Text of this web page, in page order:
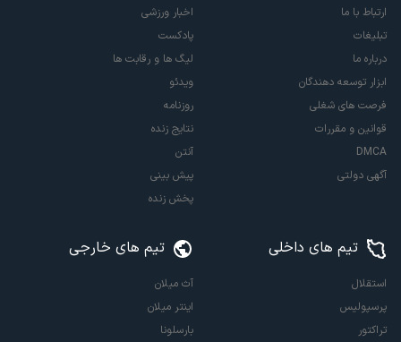
ارتباط با ما
تبلیغات
درباره ما
ابزار توسعه دهندگان
فرصت های شغلی
قوانین و مقررات
DMCA
آگهی دولتی
اخبار ورزشی
پادکست
لیگ ها و رقابت ها
ویدئو
روزنامه
نتایج زنده
آنتن
پیش بینی
پخش زنده
تیم های داخلی
استقلال
پرسپولیس
تراکتور
تیم های خارجی
آث میلان
اینتر میلان
بارسلونا